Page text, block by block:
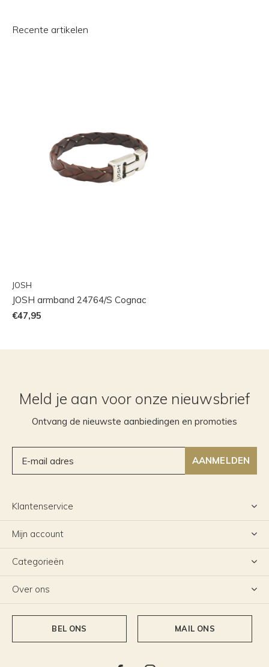
Recente artikelen
JOSH
JOSH armband 24764/S Cognac
€47,95
Meld je aan voor onze nieuwsbrief
Ontvang de nieuwste aanbiedingen en promoties
AANMELDEN
Klantenservice
Mijn account
Categorieën
Over ons
BEL ONS MAIL ONS